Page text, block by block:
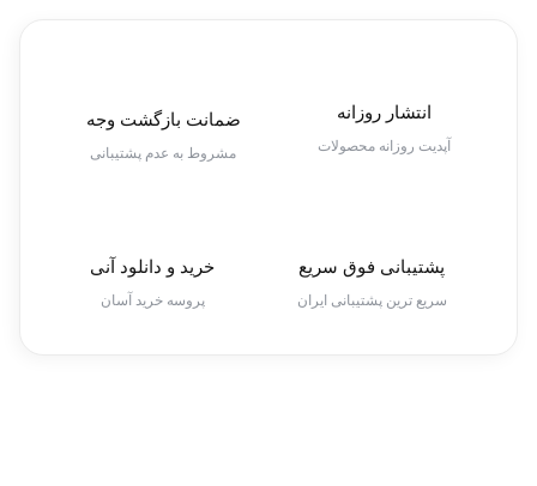
انتشار روزانه
آپدیت روزانه محصولات
ضمانت بازگشت وجه
مشروط به عدم پشتیبانی
پشتیبانی فوق سریع
سریع ترین پشتیبانی ایران
خرید و دانلود آنی
پروسه خرید آسان